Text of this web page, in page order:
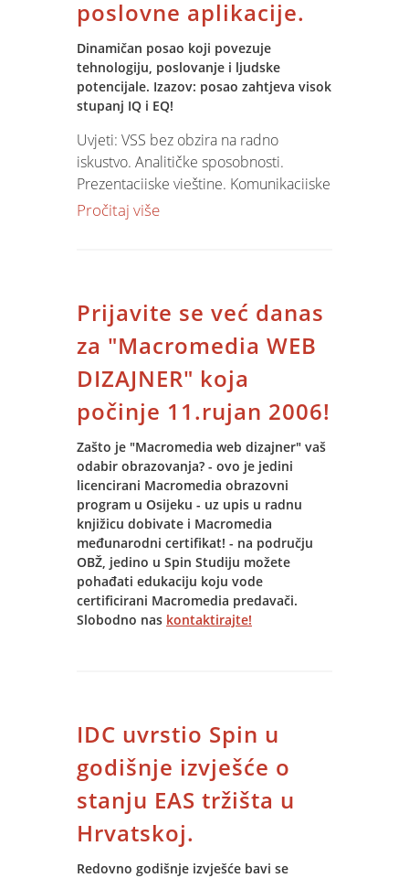
poslovne aplikacije.
Dinamičan posao koji povezuje
tehnologiju, poslovanje i ljudske
potencijale. Izazov: posao zahtjeva visok
stupanj IQ i EQ!
Uvjeti: VSS bez obzira na radno
iskustvo. Analitičke sposobnosti.
Prezentacijske vještine. Komunikacijske
vještine. Poznavanje MS Windows i
Pročitaj više
Prijavite se već danas
za "Macromedia WEB
DIZAJNER" koja
počinje 11.rujan 2006!
Zašto je "Macromedia web dizajner" vaš
odabir obrazovanja? - ovo je jedini
licencirani Macromedia obrazovni
program u Osijeku - uz upis u radnu
knjižicu dobivate i Macromedia
međunarodni certifikat! - na području
OBŽ, jedino u Spin Studiju možete
pohađati edukaciju koju vode
certificirani Macromedia predavači.
Slobodno nas kontaktirajte!
IDC uvrstio Spin u
godišnje izvješće o
stanju EAS tržišta u
Hrvatskoj.
Redovno godišnje izvješće bavi se